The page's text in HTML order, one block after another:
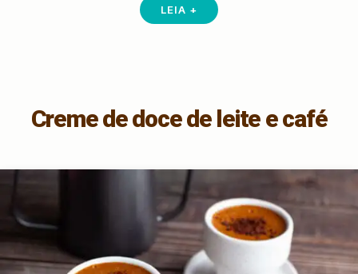
LEIA +
Creme de doce de leite e café